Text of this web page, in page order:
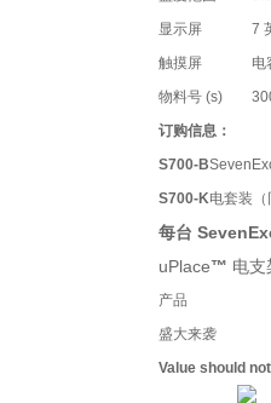
显示屏
7
触摸屏
电
物料号 (s)
订购信息：
S700-B
S700-K电套装
每台
uPlace™ 电支
产品
盛大来袭
Value should